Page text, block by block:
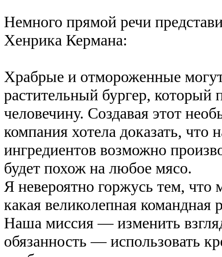
Немного прямой речи
Хенрика Кермана:
Храбрые и отмороженные
растительный бургер, который
человечину. Создавая этот
компания хотела доказать, что
ингредиентов возможно
будет похож на любое мясо.
Я невероятно горжусь тем, что
какая великолепная командная
Наша миссия — изменить
обязанность — использовать